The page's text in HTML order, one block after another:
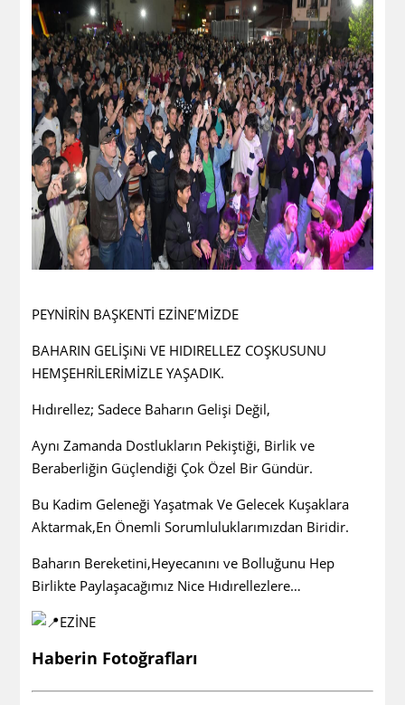
PEYNİRİN BAŞKENTİ EZİNE’MİZDE
BAHARIN GELİŞiNi VE HIDIRELLEZ COŞKUSUNU
HEMŞEHRİLERİMİZLE YAŞADIK.
Hıdırellez; Sadece Baharın Gelişi Değil,
Aynı Zamanda Dostlukların Pekiştiği, Birlik ve
Beraberliğin Güçlendiği Çok Özel Bir Gündür.
Bu Kadim Geleneği Yaşatmak Ve Gelecek Kuşaklara
Aktarmak,En Önemli Sorumluluklarımızdan Biridir.
Baharın Bereketini,Heyecanını ve Bolluğunu Hep
Birlikte Paylaşacağımız Nice Hıdırellezlere…
EZİNE
Haberin Fotoğrafları